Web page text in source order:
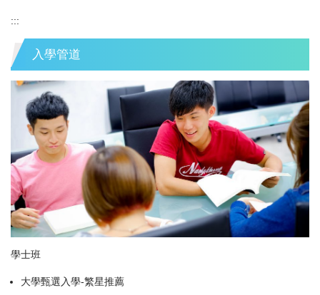
:::
入學管道
學士班
大學甄選入學-繁星推薦